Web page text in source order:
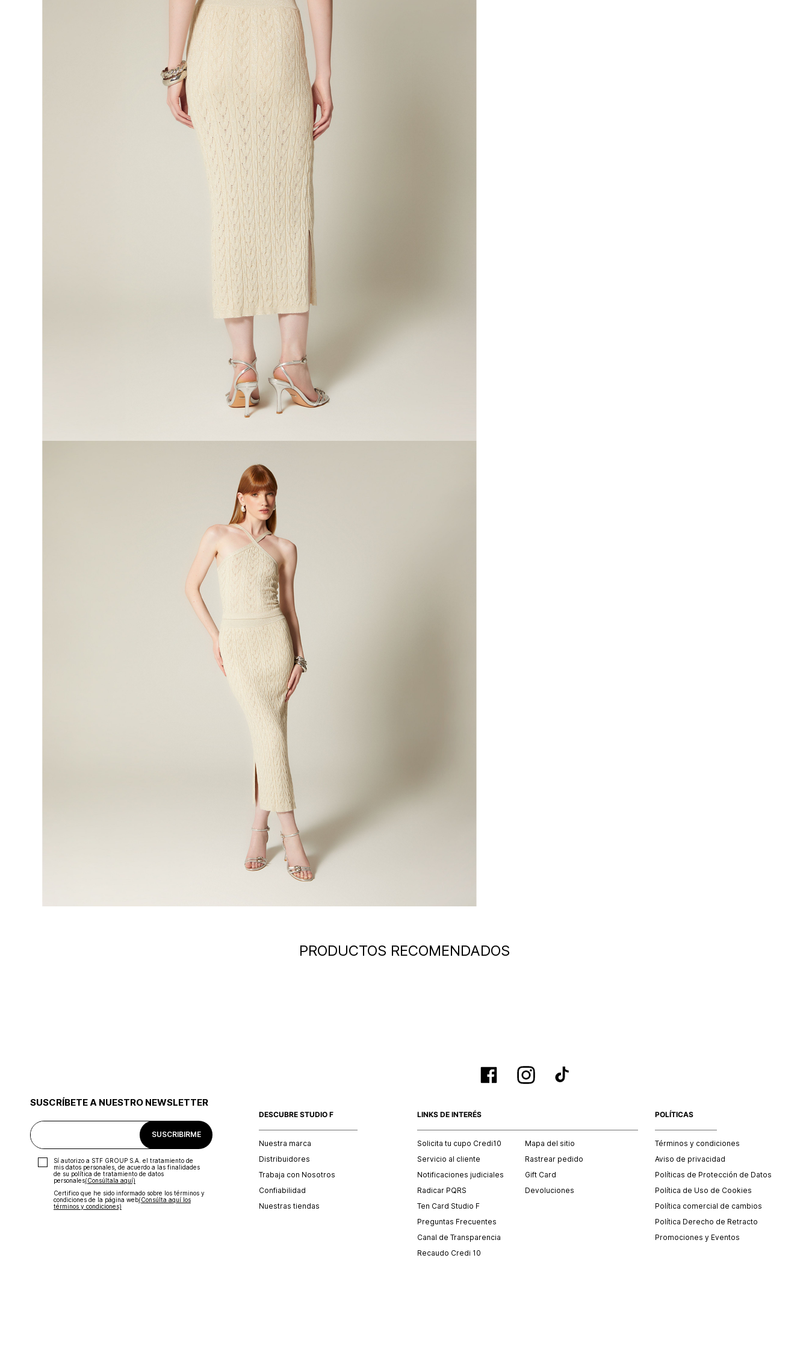
PRODUCTOS RECOMENDADOS
SUSCRÍBETE A NUESTRO NEWSLETTER
SUSCRIBIRME
Sí autorizo a STF GROUP S.A. el tratamiento de
mis datos personales, de acuerdo a las finalidades
de su política de tratamiento de datos
personales‎(Consúltala aquí)
Certifico que he sido informado sobre los términos y
condiciones de la página web‎(Consúlta aquí los
términos y condiciones)
DESCUBRE STUDIO F
Nuestra marca
Distribuidores
Trabaja con Nosotros
Confiabilidad
Nuestras tiendas
LINKS DE INTERÉS
Solicita tu cupo Credi10
Servicio al cliente
Notificaciones judiciales
Radicar PQRS
Ten Card Studio F
Preguntas Frecuentes
Canal de Transparencia
Recaudo Credi 10
Mapa del sitio
Rastrear pedido
Gift Card
Devoluciones
POLÍTICAS
Términos y condiciones
Aviso de privacidad
Políticas de Protección de Datos
Política de Uso de Cookies
Política comercial de cambios
Política Derecho de Retracto
Promociones y Eventos